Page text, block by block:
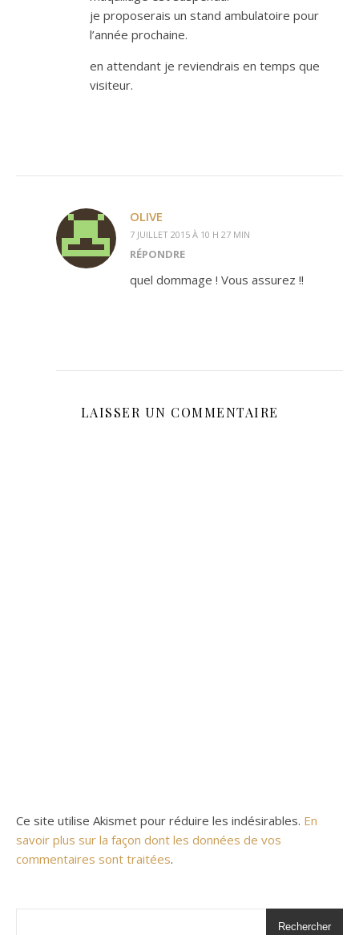
je proposerais un stand ambulatoire pour
l’année prochaine.
en attendant je reviendrais en temps que
visiteur.
OLIVE
7 JUILLET 2015 À 10 H 27 MIN
RÉPONDRE
quel dommage ! Vous assurez !!
LAISSER UN COMMENTAIRE
Ce site utilise Akismet pour réduire les indésirables. En
savoir plus sur la façon dont les données de vos
commentaires sont traitées.
Rechercher